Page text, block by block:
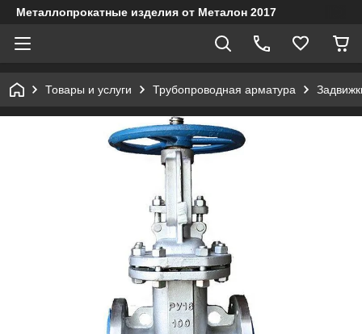
Металлопрокатные изделия от Металон 2017
Товары и услуги Трубопроводная арматура